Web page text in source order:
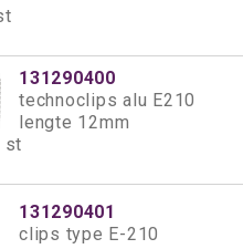
131290400
technoclips alu E210
lengte 12mm
st
131290401
clips type E-210